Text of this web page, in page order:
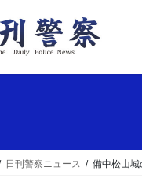
日刊警察ニュース 備中松山